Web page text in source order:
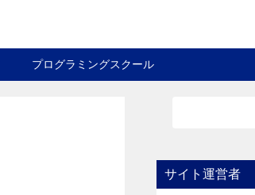
プログラミングスクール
サイト運営者